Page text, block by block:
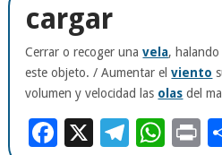
cargar
Cerrar o recoger unavela,
este objeto. / Aumentar elviento
volumen y velocidad las olas del
Facebook
X